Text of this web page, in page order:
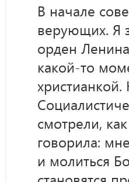
В начале
верующих. Я
орден
какой-то
христианкой.
смотрели,
говорила:
и молиться